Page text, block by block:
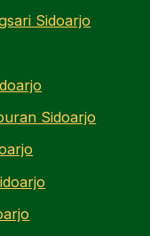
Sidoarjo
Sidoarjo